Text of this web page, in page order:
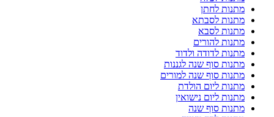
מתנות לחתן
מתנות לסבתא
מתנות לסבא
מתנות להורים
מתנות לדודה ולדוד
מתנות סוף שנה לגננות
מתנות סוף שנה למורים
מתנות ליום הולדת
מתנות ליום נישואין
מתנות סוף שנה